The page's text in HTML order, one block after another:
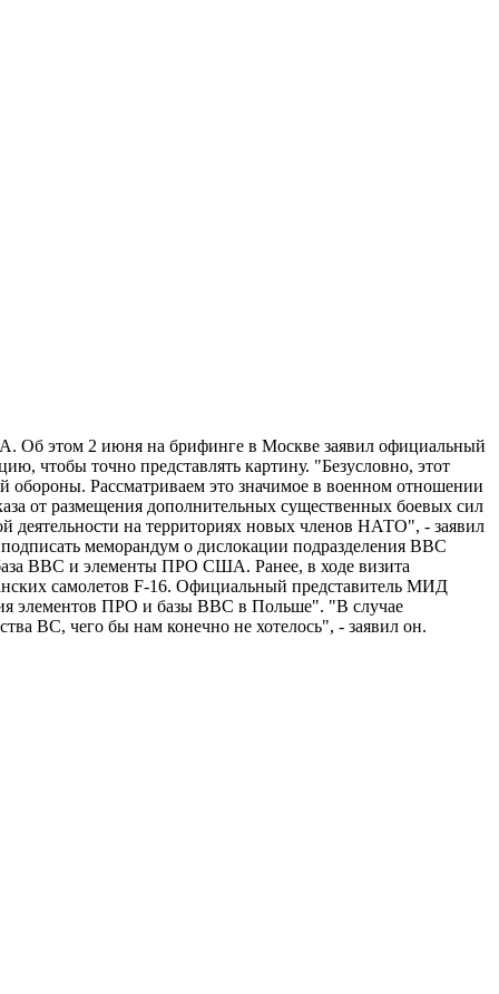
Об этом 2 июня на брифинге в Москве заявил официальный
чтобы точно представлять картину. "Безусловно, этот
Рассматриваем это значимое в военном отношении
от размещения дополнительных существенных боевых сил
деятельности на территориях новых членов НАТО", - заявил
меморандум о дислокации подразделения ВВС
ВВС и элементы ПРО США. Ранее, в ходе визита
самолетов F-16. Официальный представитель МИД
элементов ПРО и базы ВВС в Польше". "В случае
ВС, чего бы нам конечно не хотелось", - заявил он.